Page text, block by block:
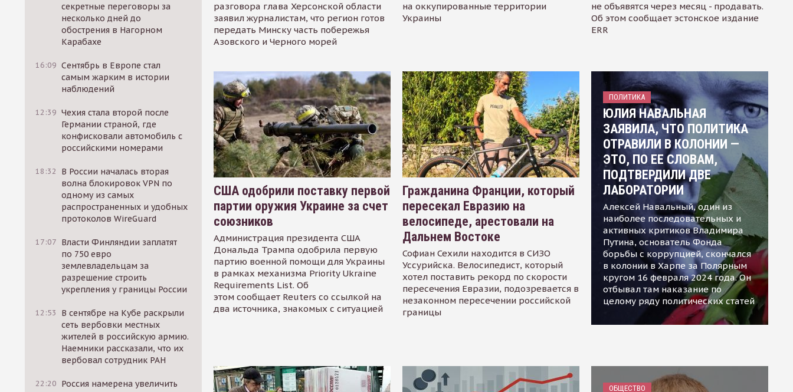
секретные переговоры за
несколько дней до
обострения в Нагорном
Карабахе
16:09 Сентябрь в Европе стал
самым жарким в истории
наблюдений
12:39 Чехия стала второй после
Германии страной, где
конфисковали автомобиль с
российскими номерами
18:32
В России началась вторая
волна блокировок VPN по
одному из самых
распространенных и удобных
протоколов WireGuard
17:07 Власти Финляндии заплатят
по 750 евро
землевладельцам за
разрешение строить
укрепления у границы России
12:53
В сентябре на Кубе раскрыли
сеть вербовки местных
жителей в российскую армию.
Наемники рассказали, что их
вербовал сотрудник РАН
22:20 Россия намерена увеличить
разговора глава Херсонской области
заявил журналистам, что регион готов
передать Минску часть побережья
Азовского и Черного морей
на оккупированные территории
Украины
не объявятся через месяц - продавать.
Об этом сообщает эстонское издание
ERR
США одобрили поставку первой
партии оружия Украине за счет
союзников
Администрация президента США
Дональда Трампа одобрила первую
партию военной помощи для Украины
в рамках механизма Priority Ukraine
Requirements List. Об
этом сообщает Reuters со ссылкой на
два источника, знакомых с ситуацией
Гражданина Франции, который
пересекал Евразию на
велосипеде, арестовали на
Дальнем Востоке
Софиан Сехили находится в СИЗО
Уссурийска. Велосипедист, который
хотел поставить рекорд по скорости
пересечения Евразии, подозревается в
незаконном пересечении российской
границы
ПОЛИТИКА
ЮЛИЯ НАВАЛЬНАЯ
ЗАЯВИЛА, ЧТО ПОЛИТИКА
ОТРАВИЛИ В КОЛОНИИ —
ЭТО, ПО ЕЕ СЛОВАМ,
ПОДТВЕРДИЛИ ДВЕ
ЛАБОРАТОРИИ
Алексей Навальный, один из
наиболее последовательных и
активных критиков Владимира
Путина, основатель Фонда
борьбы с коррупцией, скончался
в колонии в Харпе за Полярным
кругом 16 февраля 2024 года. Он
отбывал там наказание по
целому ряду политических статей
ОБЩЕСТВО